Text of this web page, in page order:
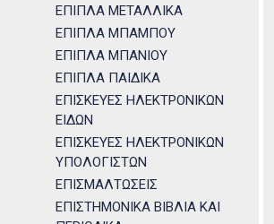
ΕΠΙΠΛΑ ΜΕΤΑΛΛΙΚΑ
ΕΠΙΠΛΑ ΜΠΑΜΠΟΥ
ΕΠΙΠΛΑ ΜΠΑΝΙΟΥ
ΕΠΙΠΛΑ ΠΑΙΔΙΚΑ
ΕΠΙΣΚΕΥΕΣ ΗΛΕΚΤΡΟΝΙΚΩΝ
ΕΙΔΩΝ
ΕΠΙΣΚΕΥΕΣ ΗΛΕΚΤΡΟΝΙΚΩΝ
ΥΠΟΛΟΓΙΣΤΩΝ
ΕΠΙΣΜΑΛΤΩΣΕΙΣ
ΕΠΙΣΤΗΜΟΝΙΚΑ ΒΙΒΛΙΑ ΚΑΙ